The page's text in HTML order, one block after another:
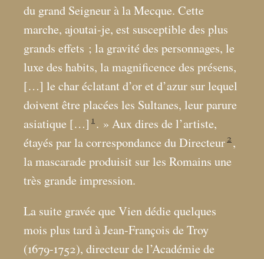
du grand Seigneur à la Mecque. Cette
marche, ajoutai-je, est susceptible des plus
grands effets ; la gravité des personnages, le
luxe des habits, la magnificence des présens,
[…] le char éclatant d’or et d’azur sur lequel
doivent être placées les Sultanes, leur parure
asiatique […] 1 . » Aux dires de l’artiste,
étayés par la correspondance du Directeur 2 ,
la mascarade produisit sur les Romains une
très grande impression.
La suite gravée que Vien dédie quelques
mois plus tard à Jean-François de Troy
(1679-1752), directeur de l’Académie de